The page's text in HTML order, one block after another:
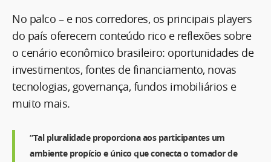
No palco – e nos corredores, os principais players
do país oferecem conteúdo rico e reflexões sobre
o cenário econômico brasileiro: oportunidades de
investimentos, fontes de financiamento, novas
tecnologias, governança, fundos imobiliários e
muito mais.
“Tal pluralidade proporciona aos participantes um
ambiente propício e único que conecta o tomador de